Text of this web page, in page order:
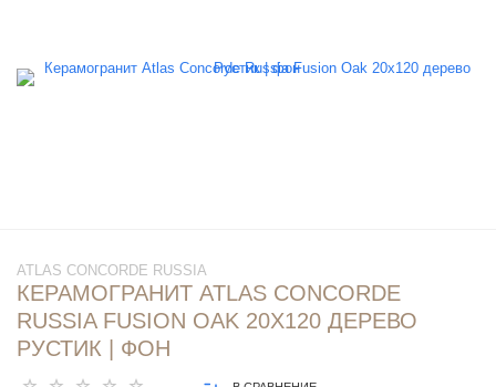
ATLAS CONCORDE RUSSIA
КЕРАМОГРАНИТ ATLAS CONCORDE
RUSSIA FUSION OAK 20X120 ДЕРЕВО
РУСТИК | ФОН